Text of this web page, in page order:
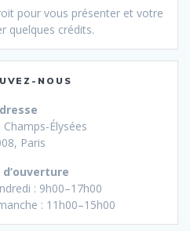
pour vous présenter et votre
quelques crédits.
NOUS
Élysées
Paris
d’ouverture
: 9h00–17h00
: 11h00–15h00